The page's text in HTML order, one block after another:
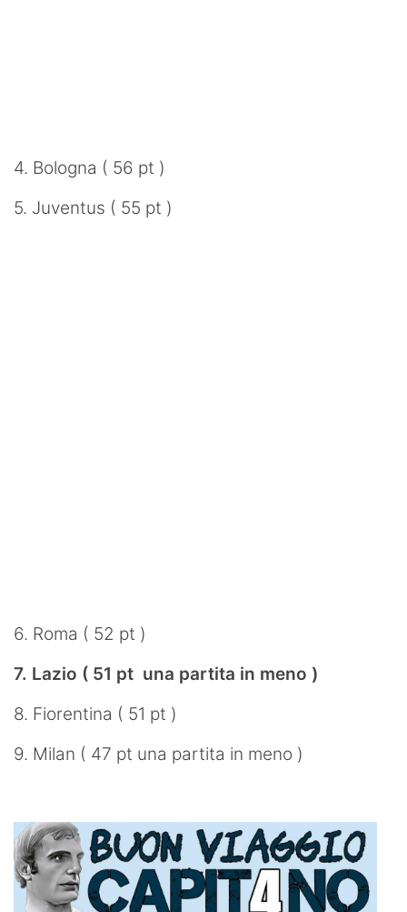
4. Bologna ( 56 pt )
5. Juventus ( 55 pt )
6. Roma ( 52 pt )
7. Lazio ( 51 pt una partita in meno )
8. Fiorentina ( 51 pt )
9. Milan ( 47 pt una partita in meno )